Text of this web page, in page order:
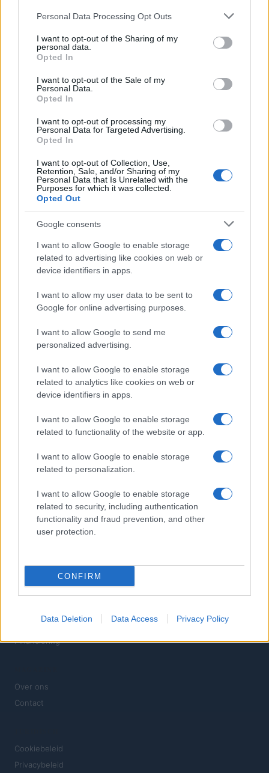
Please note that this website/app uses one or more Google
not limited to your visit or usage behaviour. You may click to
grant or deny consent to Google and its third-party tags to
use your data for below specified purposes in below Google
consent section.
Personal Data Processing Opt Outs
I want to opt-out of the Sharing of my
personal data.
Opted In
I want to opt-out of the Sale of my
Personal Data.
Opted In
I want to opt-out of processing my
Personal Data for Targeted Advertising.
Opted In
I want to opt-out of Collection, Use,
Retention, Sale, and/or Sharing of my
Personal Data that Is Unrelated with the
Purposes for which it was collected.
Opted Out
Google consents
I want to allow Google to enable storage
related to advertising like cookies on web or
device identifiers in apps.
I want to allow my user data to be sent to
Google for online advertising purposes.
I want to allow Google to send me
personalized advertising.
I want to allow Google to enable storage
related to analytics like cookies on web or
device identifiers in apps.
I want to allow Google to enable storage
related to functionality of the website or app.
I want to allow Google to enable storage
related to personalization.
I want to allow Google to enable storage
related to security, including authentication
functionality and fraud prevention, and other
user protection.
CONFIRM
Data Deletion Data Access Privacy Policy
Bitcoin
Ethereum
(ETH)
(KPK ETH YIELD)
MEEST GELEZEN
Beginselen van de Verenigde Naties voor verantwoord
beleggen (PRI)
BlockFi: wat het is en hoe het werkt
Wat zijn effecten en aandelen? Eenvoudige uitleg en verschillen
tussen aandelen en aandelen
Begrijp de koers/winstverhouding van een aandeel
Investeren 24, het nieuwe portaal in de financiële wereld.
Inzichten, nieuws, vergelijkingen en statistieken.
Financiering
Over ons
Contact
Cookiebeleid
Privacybeleid